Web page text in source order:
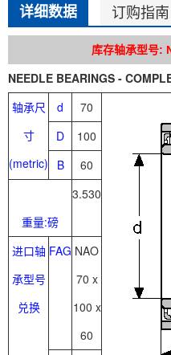
详细数据 订购指南
库存轴承型号:
NEEDLE BEARINGS -
轴承尺
寸
(metric)
d 70
D
100
B
60
重量:磅
3.530
进口轴
承型号
兑换
FAG NAO
70 x
100 x
60